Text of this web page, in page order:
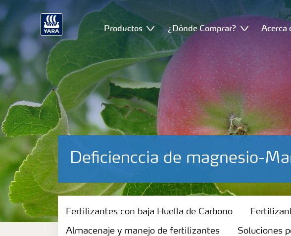
Productos ¿Dónde Comprar? Acerca
Deficienccia de magnesio-
Fertilizantes con baja Huella de Carbono
Fertilizantes
Fertilizantes con baja Huella de Carbono
Almacenaje y manejo de fertilizantes Soluciones